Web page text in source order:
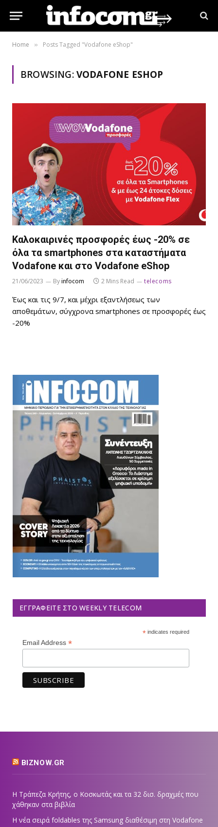
Home » Posts Tagged "Vodafone eShop"
BROWSING:VODAFONE ESHOP
Καλοκαιρινές προσφορές έως -20% σε
όλα τα smartphones στα καταστήματα
Vodafone και στο Vodafone eShop
21/06/2023 Byinfocom 2 Mins Read telecoms
Έως και τις 9/7, και μέχρι εξαντλήσεως των
αποθεμάτων, σύγχρονα smartphones σε προσφορές έως
-20%
ΕΓΓΡΑΦΕΊΤΕ ΣΤΟ WEEKLY TELECOM
*indicates required
Email Address *
BIZNOW.GR
Η Τράπεζα Κρήτης, ο Κοσκωτάς και τα 32 δισ. δραχμές που
χάθηκαν στα βιβλία
Η νέα σειρά foldables της Samsung διαθέσιμη στη Vodafone